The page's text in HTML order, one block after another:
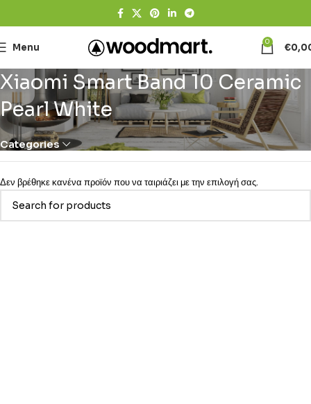
Menu 0 €
Xiaomi Smart Band 10 Ceramic
Pearl White
Categories
Δεν βρέθηκε κανένα προϊόν που να ταιριάζει με την επιλογή σας.